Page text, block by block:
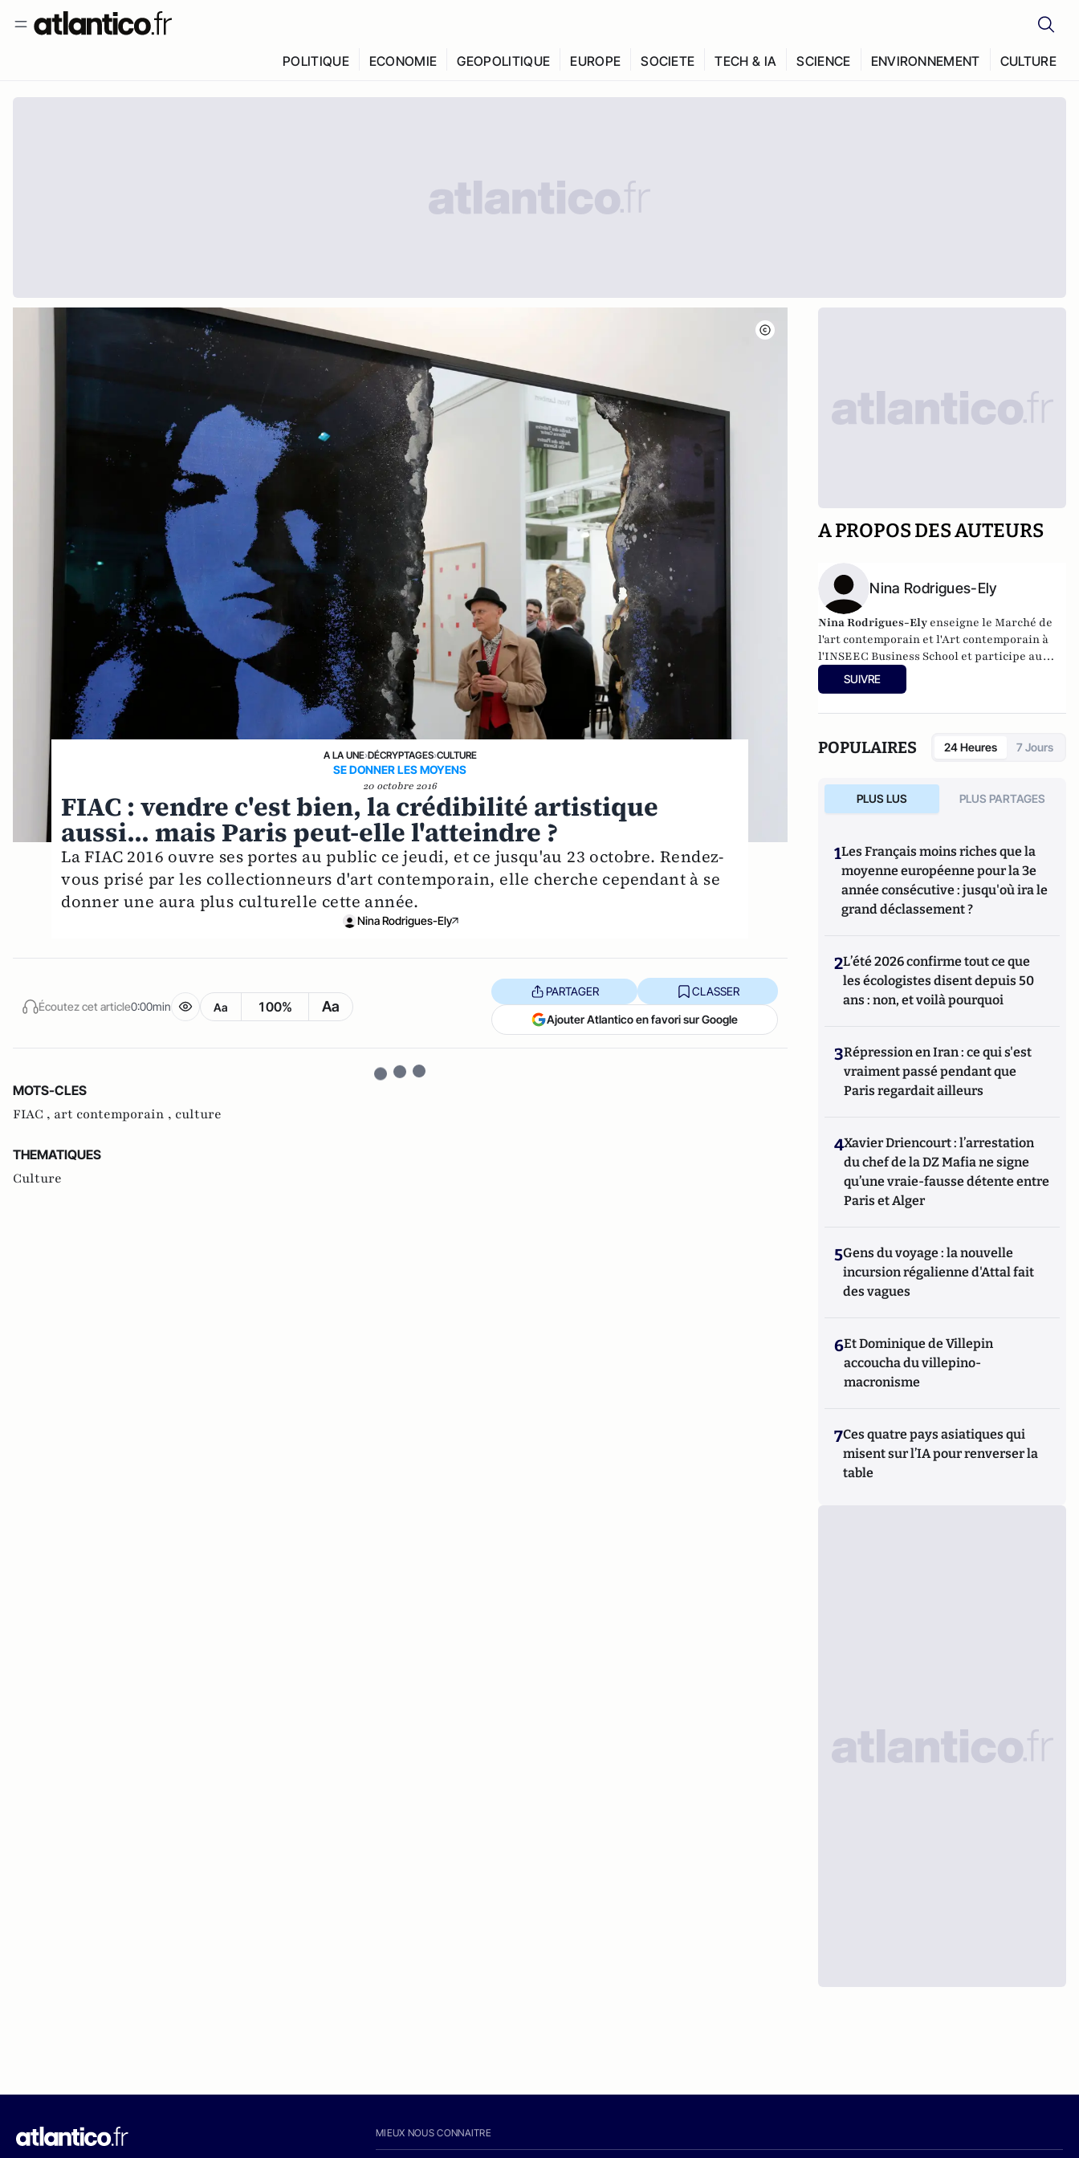
POLITIQUE ECONOMIE GEOPOLITIQUE EUROPE SOCIETE TECH & IA SCIENCE ENVIRONNEMENT CULTURE
A LA UNE›DÉCRYPTAGES›CULTURE
SE DONNER LES MOYENS
20 octobre 2016
FIAC : vendre c'est bien, la crédibilité artistique
aussi... mais Paris peut-elle l'atteindre ?
La FIAC 2016 ouvre ses portes au public ce jeudi, et ce jusqu'au 23 octobre. Rendez-
vous prisé par les collectionneurs d'art contemporain, elle cherche cependant à se
donner une aura plus culturelle cette année.
Nina Rodrigues-Ely
Écoutez cet article0:00min Aa 100% Aa
PARTAGER CLASSER
Ajouter Atlantico en favori sur Google
MOTS-CLES
FIAC , art contemporain , culture
THEMATIQUES
Culture
A PROPOS DES AUTEURS
Nina Rodrigues-Ely
Nina Rodrigues-Ely enseigne le Marché de
l'art contemporain et l'Art contemporain à
l'INSEEC Business School et participe au
comité de perfectionnement de l'IESA. Nina
Rodrigues-Ely est également la fondatrice
d'analyse et de conseil depuis 2006.
SUIVRE
POPULAIRES 24 Heures 7 Jours
PLUS LUS PLUS PARTAGES
1Les Français moins riches que la
moyenne européenne pour la 3e
année consécutive : jusqu'où ira le
grand déclassement ?
2L’été 2026 confirme tout ce que
les écologistes disent depuis 50
ans : non, et voilà pourquoi
3Répression en Iran : ce qui s'est
vraiment passé pendant que
Paris regardait ailleurs
4Xavier Driencourt : l’arrestation
du chef de la DZ Mafia ne signe
qu’une vraie-fausse détente entre
Paris et Alger
5Gens du voyage : la nouvelle
incursion régalienne d'Attal fait
des vagues
6Et Dominique de Villepin
accoucha du villepino-
macronisme
7Ces quatre pays asiatiques qui
misent sur l’IA pour renverser la
table
MIEUX NOUS CONNAITRE